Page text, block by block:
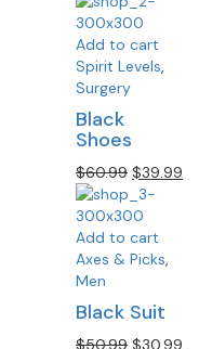
Add to cart
Spirit Levels,
Surgery
Black
Shoes
$60.99 $39.99
Add to cart
Axes & Picks,
Men
Black Suit
$50.99 $30.99